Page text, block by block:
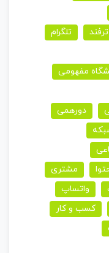
ترفند
تلگرام
مفهومی
دورهمی
مشتری
واتساپ
کسب و کار